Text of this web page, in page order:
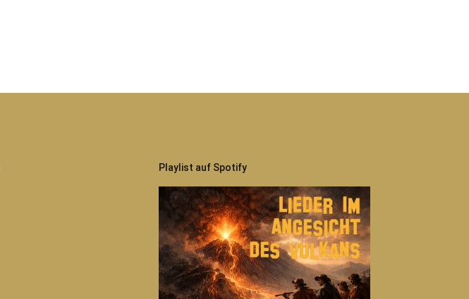
Playlist auf Spotify